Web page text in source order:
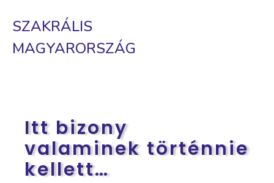
SZAKRÁLIS
MAGYARORSZÁG
Itt bizony
valaminek történnie
kellett…